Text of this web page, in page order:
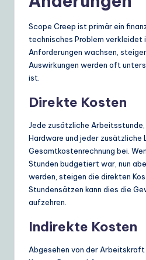
Scope Creep ist primär ein
technisches Problem verkleidet
Anforderungen wachsen,
Auswirkungen werden oft
ist.
Direkte Kosten
Jede zusätzliche
Hardware und jeder
Gesamtkostenrechnung bei.
Stunden budgetiert war, nun
werden, steigen die direkten
Stundensätzen kann dies die
aufzehren.
Indirekte Kosten
Abgesehen von der